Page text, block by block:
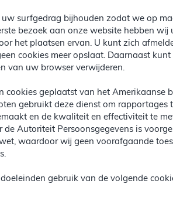
uw surfgedrag bijhouden zodat we op
bezoek aan onze website hebben wij
het plaatsen ervan. U kunt zich
cookies meer opslaat. Daarnaast
van uw browser verwijderen.
cookies geplaatst van het Amerikaanse
gebruikt deze dienst om rapportages
en de kwaliteit en effectiviteit te
Autoriteit Persoonsgegevens is
waardoor wij geen voorafgaande
gebruik van de volgende